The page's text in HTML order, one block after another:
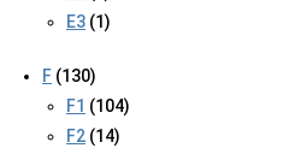
E3 (1)
F (130)
F1 (104)
F2 (14)